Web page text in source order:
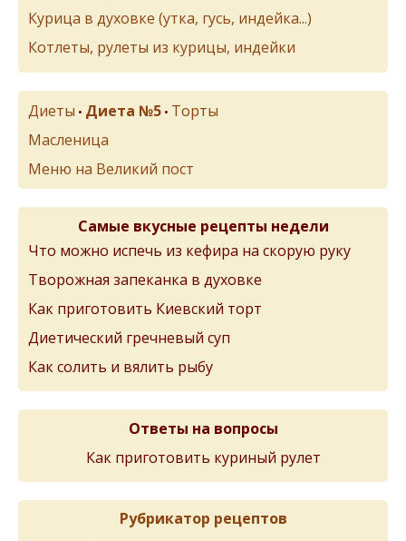
Курица в духовке (утка, гусь, индейка...)
Котлеты, рулеты из курицы, индейки
Диеты • Диета №5 • Торты
Масленица
Меню на Великий пост
Самые вкусные рецепты недели
Что можно испечь из кефира на скорую руку
Творожная запеканка в духовке
Как приготовить Киевский торт
Диетический гречневый суп
Как солить и вялить рыбу
Ответы на вопросы
Как приготовить куриный рулет
Рубрикатор рецептов